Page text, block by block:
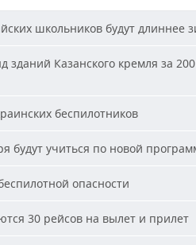
школьников будут длиннее
зданий Казанского кремля за
беспилотников
будут учиться по новой
опасности
30 рейсов на вылет и прилет